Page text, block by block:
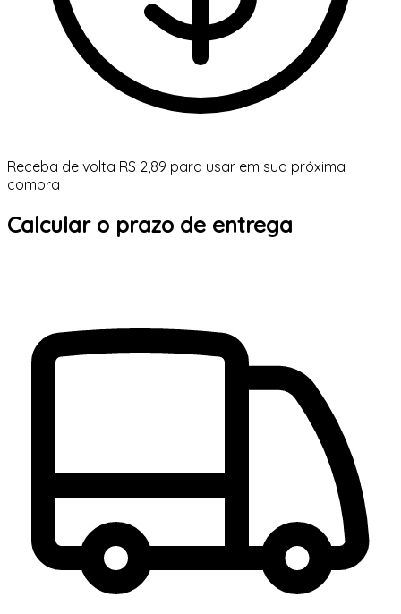
Receba de volta R$ 2,89 para usar em sua próxima
compra
Calcular o prazo de entrega